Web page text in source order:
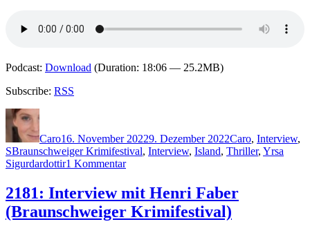
Podcast: Download (Duration: 18:06 — 25.2MB)
Subscribe: RSS
Autor
Caro16. November 20229. Dezember 2022Caro, Interview,
SSchlagwörter
Braunschweiger Krimifestival, Interview, Island, Thriller, Yrsa
Sigurdardottir1 Kommentarzu
Interview
mit
Yrsa
2181: Interview mit Henri Faber
(Braunschweiger Krimifestival)